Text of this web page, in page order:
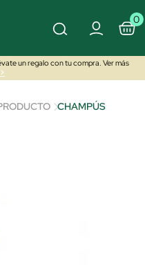
0
un regalo con tu compra. Ver más
CHAMPÚS